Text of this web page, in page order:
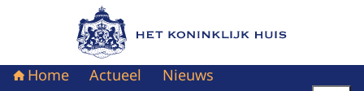
Naar de homepage van Het Koninklijk Huis
Home Actueel Nieuws